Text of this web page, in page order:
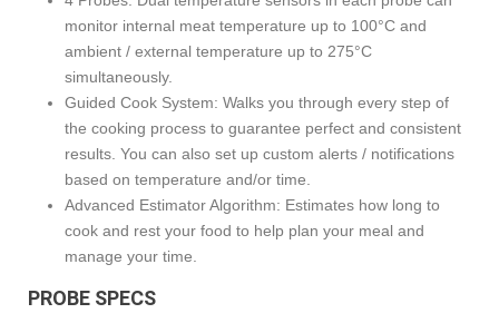
monitor internal meat temperature up to 100°C and
ambient / external temperature up to 275°C
simultaneously.
Guided Cook System: Walks you through every step of
the cooking process to guarantee perfect and consistent
results. You can also set up custom alerts / notifications
based on temperature and/or time.
Advanced Estimator Algorithm: Estimates how long to
cook and rest your food to help plan your meal and
manage your time.
PROBE SPECS